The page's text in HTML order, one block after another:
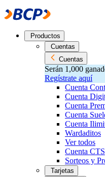
Productos
Cuentas
Cuentas
Serán 1,000
Regístrate aquí
Cuenta
Cuenta
Cuenta
Cuenta
Cuenta
Wardaditos
Ver todos
Cuenta CTS
Sorteos y
Tarjetas